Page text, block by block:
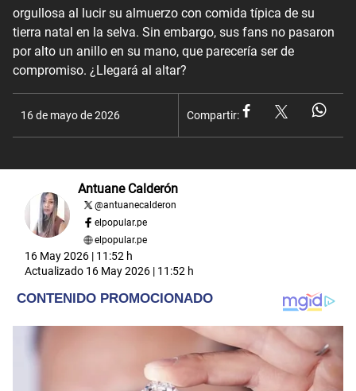
orgullosa al lucir su almuerzo con comida típica de su
tierra natal en la selva. Sin embargo, sus fans no pasaron
por alto un anillo en su mano, que parecería ser de
compromiso. ¿Llegará al altar?
16 de mayo de 2026 Compartir:
Antuane Calderón
@antuanecalderon
elpopular.pe
elpopular.pe
16 May 2026 | 11:52 h
Actualizado 16 May 2026 | 11:52 h